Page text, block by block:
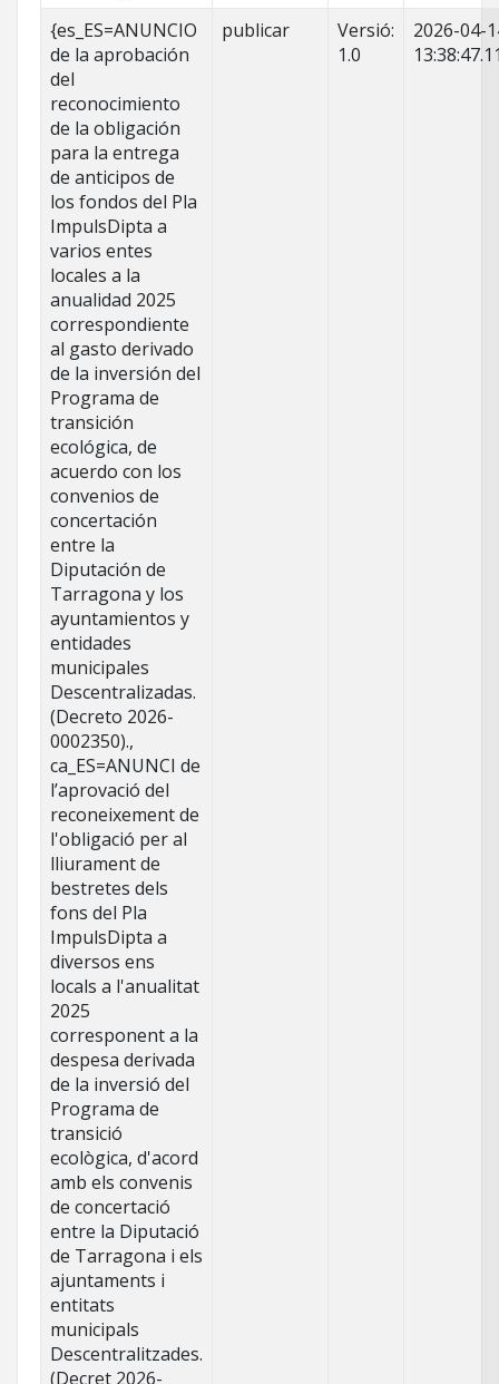
{es_ES=ANUNCIO
de la aprobación
del
reconocimiento
de la obligación
para la entrega
de anticipos de
los fondos del Pla
ImpulsDipta a
varios entes
locales a la
anualidad 2025
correspondiente
al gasto derivado
de la inversión del
Programa de
transición
ecológica, de
acuerdo con los
convenios de
concertación
entre la
Diputación de
Tarragona y los
ayuntamientos y
entidades
municipales
Descentralizadas.
(Decreto 2026-
0002350).,
ca_ES=ANUNCI de
l’aprovació del
reconeixement de
l'obligació per al
lliurament de
bestretes dels
fons del Pla
ImpulsDipta a
diversos ens
locals a l'anualitat
2025
corresponent a la
despesa derivada
de la inversió del
Programa de
transició
ecològica, d'acord
amb els convenis
de concertació
entre la Diputació
de Tarragona i els
ajuntaments i
entitats
municipals
Descentralitzades.
(Decret 2026-
publicar
Versió:
1.0
2026-04-